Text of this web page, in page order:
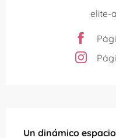
elite-
Un dinámico